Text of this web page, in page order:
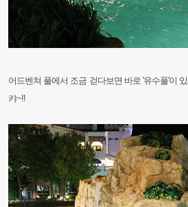
어드벤쳐 풀에서 조금 걷다보면 바로 '유수풀'이
캬~!!